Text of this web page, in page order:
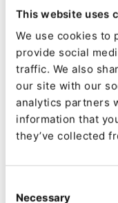
This website uses
We use cookies to
provide social
traffic. We also
our site with our
analytics partners
information that
they’ve collected
Necessary
CiblageIbexa
de décider qui
Les éditeurs
nécessaires et
être montré, à
l'aide d'une
développeur ou
requis pour